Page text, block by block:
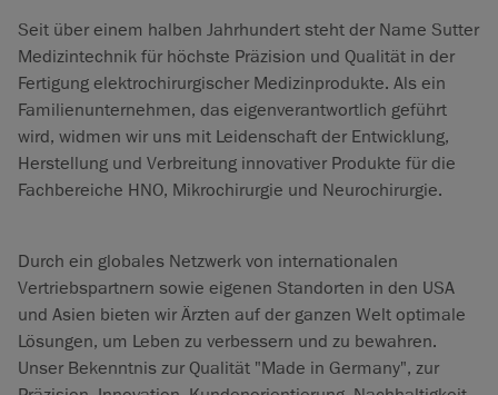
Seit über einem halben Jahrhundert steht der Name Sutter
Medizintechnik für höchste Präzision und Qualität in der
Fertigung elektrochirurgischer Medizinprodukte. Als ein
Familienunternehmen, das eigenverantwortlich geführt
wird, widmen wir uns mit Leidenschaft der Entwicklung,
Herstellung und Verbreitung innovativer Produkte für die
Fachbereiche HNO, Mikrochirurgie und Neurochirurgie.
Durch ein globales Netzwerk von internationalen
Vertriebspartnern sowie eigenen Standorten in den USA
und Asien bieten wir Ärzten auf der ganzen Welt optimale
Lösungen, um Leben zu verbessern und zu bewahren.
Unser Bekenntnis zur Qualität "Made in Germany", zur